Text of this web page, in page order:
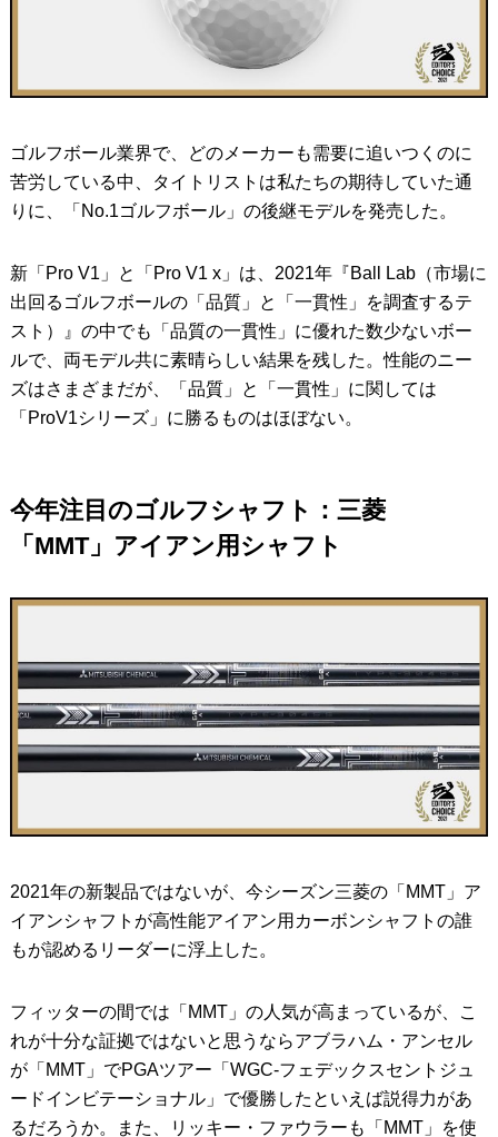
ゴルフボール業界で、どのメーカーも需要に追いつくのに
苦労している中、タイトリストは私たちの期待していた通
りに、「No.1ゴルフボール」の後継モデルを発売した。
新「Pro V1」と「Pro V1 x」は、2021年『Ball Lab（市場に
出回るゴルフボールの「品質」と「一貫性」を調査するテ
スト）』の中でも「品質の一貫性」に優れた数少ないボー
ルで、両モデル共に素晴らしい結果を残した。性能のニー
ズはさまざまだが、「品質」と「一貫性」に関しては
「ProV1シリーズ」に勝るものはほぼない。
今年注目のゴルフシャフト：三菱
「MMT」アイアン用シャフト
2021年の新製品ではないが、今シーズン三菱の「MMT」ア
イアンシャフトが高性能アイアン用カーボンシャフトの誰
もが認めるリーダーに浮上した。
フィッターの間では「MMT」の人気が高まっているが、こ
れが十分な証拠ではないと思うならアブラハム・アンセル
が「MMT」でPGAツアー「WGC-フェデックスセントジュ
ードインビテーショナル」で優勝したといえば説得力があ
るだろうか。また、リッキー・ファウラーも「MMT」を使